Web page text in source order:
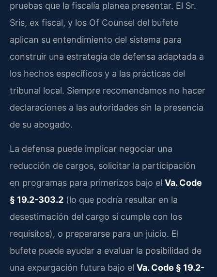
pruebas que la fiscalía planea presentar. El Sr.
Sris, ex fiscal, y los Of Counsel del bufete
aplican su entendimiento del sistema para
construir una estrategia de defensa adaptada a
los hechos específicos y a las prácticas del
tribunal local. Siempre recomendamos no hacer
declaraciones a las autoridades sin la presencia
de su abogado.
La defensa puede implicar negociar una
reducción de cargos, solicitar la participación
en programas para primerizos bajo el Va. Code
§ 19.2-303.2 (lo que podría resultar en la
desestimación del cargo si cumple con los
requisitos), o prepararse para un juicio. El
bufete puede ayudar a evaluar la posibilidad de
una expurgación futura bajo el Va. Code § 19.2-